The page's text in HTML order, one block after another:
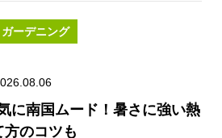
ガーデニング
に南国ムード！暑さに強い熱
のコツも